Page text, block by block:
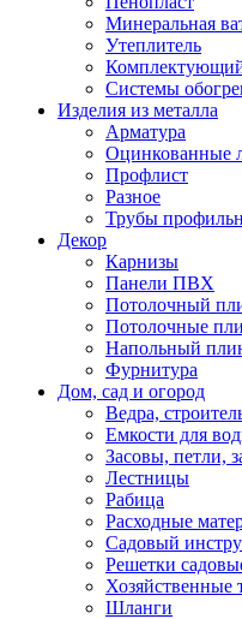
Минеральная
Утеплитель
Системы
Изделия из металла
Арматура
Оцинкованные
Профлист
Разное
Трубы
Декор
Карнизы
Панели ПВХ
Потолочный
Потолочные
Напольный
Фурнитура
Дом, сад и огород
Ведра,
Емкости для
Засовы, петли,
Лестницы
Рабица
Расходные
Садовый
Решетки
Хозяйственные
Шланги